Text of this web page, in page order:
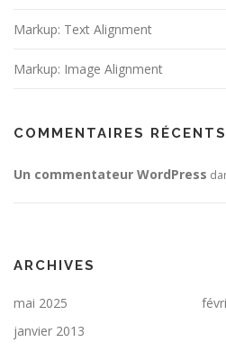
Markup: Text Alignment
Markup: Image Alignment
COMMENTAIRES RÉCENTS
Un commentateur WordPress
ARCHIVES
mai 2025
janvier 2013